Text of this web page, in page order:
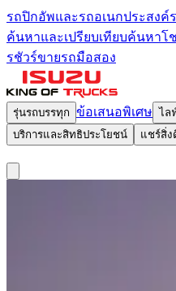
รถปิกอัพและรถอเนกประสงค์
ค้นหาและเปรียบเทียบค้นหาโ
รชัวร์ขายรถมือสอง
รุ่นรถบรรทุก ข้อเสนอพิเศษ ไล
บริการและสิทธิประโยชน์
แชร์สิ่ง